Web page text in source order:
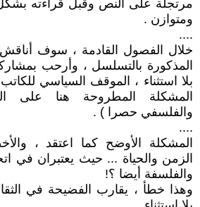
مرتجلة على النص وقبل قراءته
ومتوازن .
....
خلال الفصول القادمة ، سوف
المذكورة بالتسلسل ، وأرحب
بلا استثناء ، الموقف السياسي
المشكلة المطروحة هنا على
والفلسفي حصرا ) .
....
المشكلة الأوضح كما اعتقد ،
الزمن والحياة ... حيث يعتبران في
والفلسفة أيضا ؟!
وهذا خطأ ، يقارب الفضيحة في